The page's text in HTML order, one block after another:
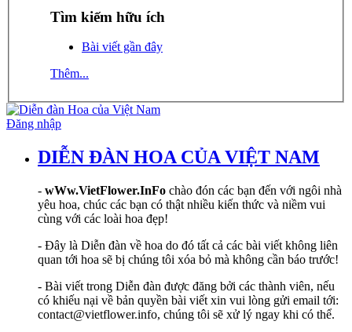
Tìm kiếm hữu ích
Bài viết gần đây
Thêm...
Đăng nhập
DIỄN ĐÀN HOA CỦA VIỆT NAM
- wWw.VietFlower.InFo chào đón các bạn đến với ngôi nhà
yêu hoa, chúc các bạn có thật nhiều kiến thức và niềm vui
cùng với các loài hoa đẹp!
- Đây là Diễn đàn về hoa do đó tất cả các bài viết không liên
quan tới hoa sẽ bị chúng tôi xóa bỏ mà không cần báo trước!
- Bài viết trong Diễn đàn được đăng bởi các thành viên, nếu
có khiếu nại về bản quyền bài viết xin vui lòng gửi email tới:
contact@vietflower.info, chúng tôi sẽ xử lý ngay khi có thể.